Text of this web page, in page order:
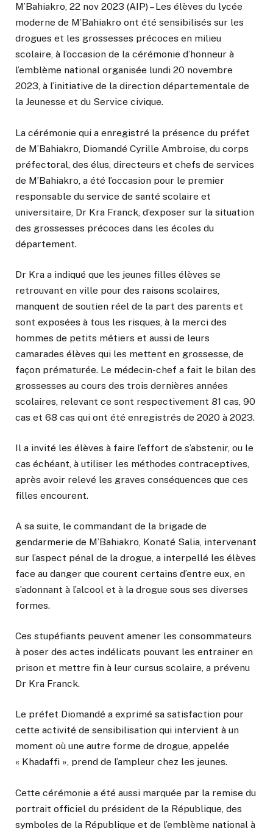
M’Bahiakro, 22 nov 2023 (AIP) – Les élèves du lycée
moderne de M’Bahiakro ont été sensibilisés sur les
drogues et les grossesses précoces en milieu
scolaire, à l’occasion de la cérémonie d’honneur à
l’emblème national organisée lundi 20 novembre
2023, à l’initiative de la direction départementale de
la Jeunesse et du Service civique.
La cérémonie qui a enregistré la présence du préfet
de M’Bahiakro, Diomandé Cyrille Ambroise, du corps
préfectoral, des élus, directeurs et chefs de services
de M’Bahiakro, a été l’occasion pour le premier
responsable du service de santé scolaire et
universitaire, Dr Kra Franck, d’exposer sur la situation
des grossesses précoces dans les écoles du
département.
Dr Kra a indiqué que les jeunes filles élèves se
retrouvant en ville pour des raisons scolaires,
manquent de soutien réel de la part des parents et
sont exposées à tous les risques, à la merci des
hommes de petits métiers et aussi de leurs
camarades élèves qui les mettent en grossesse, de
façon prématurée. Le médecin-chef a fait le bilan des
grossesses au cours des trois dernières années
scolaires, relevant ce sont respectivement 81 cas, 90
cas et 68 cas qui ont été enregistrés de 2020 à 2023.
Il a invité les élèves à faire l’effort de s’abstenir, ou le
cas échéant, à utiliser les méthodes contraceptives,
après avoir relevé les graves conséquences que ces
filles encourent.
A sa suite, le commandant de la brigade de
gendarmerie de M’Bahiakro, Konaté Salia, intervenant
sur l’aspect pénal de la drogue, a interpellé les élèves
face au danger que courent certains d’entre eux, en
s’adonnant à l’alcool et à la drogue sous ses diverses
formes.
Ces stupéfiants peuvent amener les consommateurs
à poser des actes indélicats pouvant les entrainer en
prison et mettre fin à leur cursus scolaire, a prévenu
Dr Kra Franck.
Le préfet Diomandé a exprimé sa satisfaction pour
cette activité de sensibilisation qui intervient à un
moment où une autre forme de drogue, appelée
« Khadaffi », prend de l’ampleur chez les jeunes.
Cette cérémonie a été aussi marquée par la remise du
portrait officiel du président de la République, des
symboles de la République et de l’emblème national à